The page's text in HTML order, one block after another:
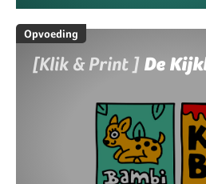
Opvoeding
[Klik & Print ] De